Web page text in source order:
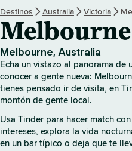
Destinos Australia Victoria
Melbourne
Melbourne, Australia
Echa un vistazo al panorama
conocer a gente nueva:
tienes pensado ir de visita, en
montón de gente local.
Usa Tinder para hacer match
intereses, explora la vida
en un bar típico o deja que te